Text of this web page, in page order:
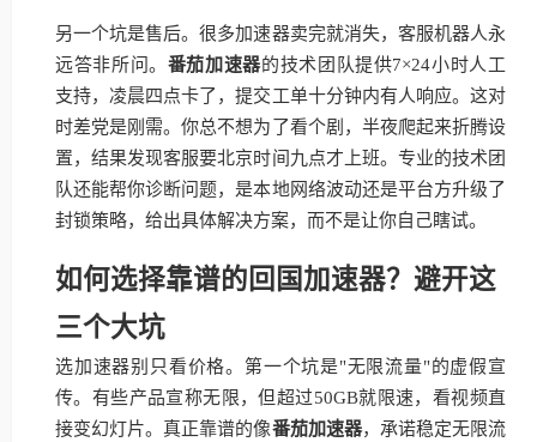
另一个坑是售后。很多加速器卖完就消失，客服机器人永
远答非所问。 番茄加速器的技术团队提供7×24小时人工
支持，凌晨四点卡了，提交工单十分钟内有人响应。这对
时差党是刚需。你总不想为了看个剧，半夜爬起来折腾设
置，结果发现客服要北京时间九点才上班。专业的技术团
队还能帮你诊断问题，是本地网络波动还是平台方升级了
封锁策略，给出具体解决方案，而不是让你自己瞎试。
如何选择靠谱的回国加速器？避开这
三个大坑
选加速器别只看价格。第一个坑是"无限流量"的虚假宣
传。有些产品宣称无限，但超过50GB就限速，看视频直
接变幻灯片。真正靠谱的像番茄加速器，承诺稳定无限流